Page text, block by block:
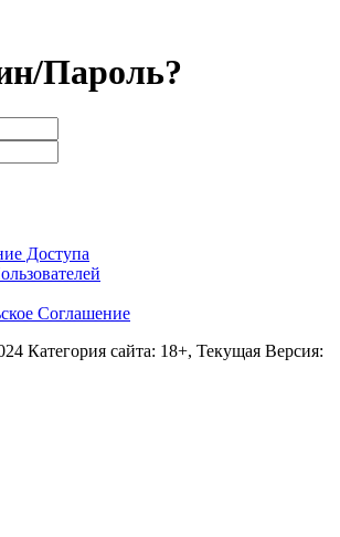
Пароль?
Доступа
Соглашение
Категория сайта: 18+, Текущая Версия: